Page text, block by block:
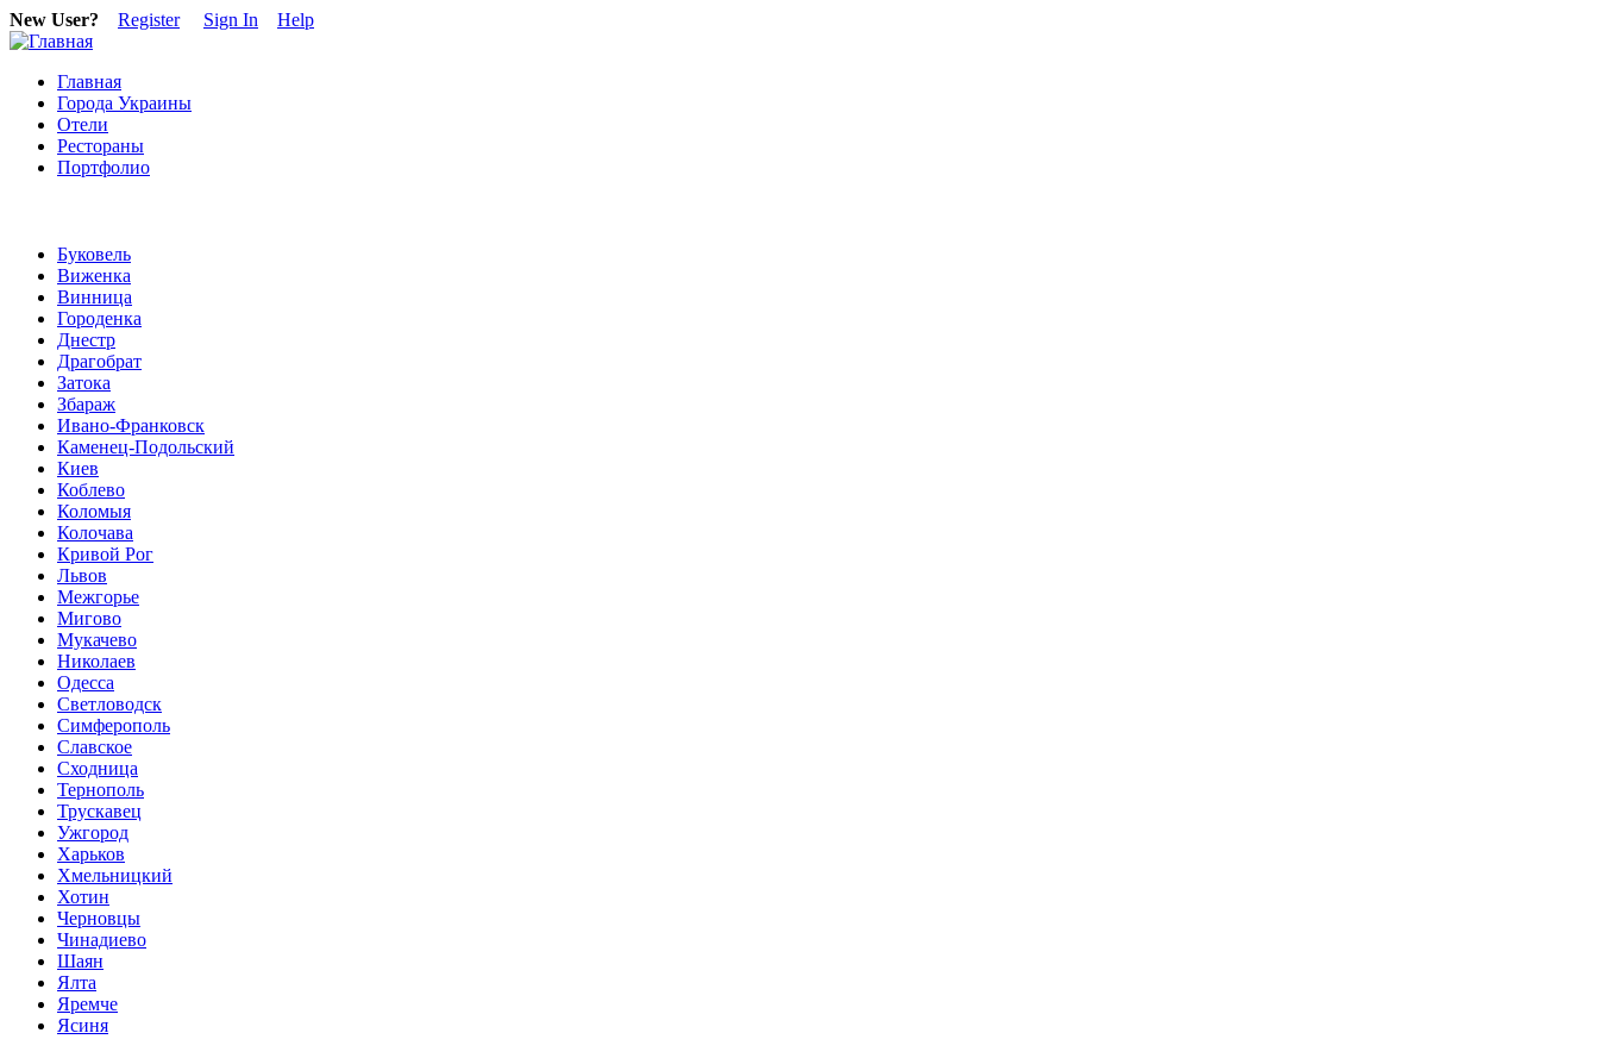
New User? Register Sign In Help
Главная
Города Украины
Отели
Рестораны
Портфолио
Буковель
Виженка
Винница
Городенка
Днестр
Драгобрат
Затока
Збараж
Ивано-Франковск
Каменец-Подольский
Киев
Коблево
Коломыя
Колочава
Кривой Рог
Львов
Межгорье
Мигово
Мукачево
Николаев
Одесса
Светловодск
Симферополь
Славское
Сходница
Тернополь
Трускавец
Ужгород
Харьков
Хмельницкий
Хотин
Черновцы
Чинадиево
Шаян
Ялта
Яремче
Ясиня